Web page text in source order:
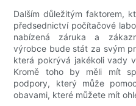
Dalším důležitým faktorem,
předsednictví počítačové
nabízená záruka a
výrobce bude stát za svým
která pokrývá jakékoli vady
Kromě toho by měli mít
podpory, který může
obavami, které můžete mít